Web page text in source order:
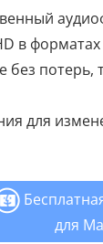
форматах
без
для
для